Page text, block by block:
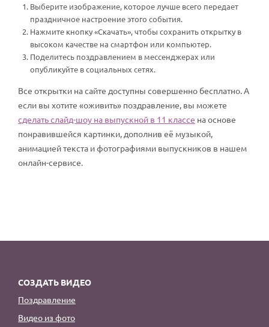
Выберите изображение, которое лучше всего передает
праздничное настроение этого события.
Нажмите кнопку «Скачать», чтобы сохранить открытку в
высоком качестве на смартфон или компьютер.
Поделитесь поздравлением в мессенджерах или
опубликуйте в социальных сетях.
Все открытки на сайте доступны совершенно бесплатно. А
если вы хотите «оживить» поздравление, вы можете
сделать слайд-шоу на выпускной в 11 классе на основе
понравившейся картинки, дополнив её музыкой,
анимацией текста и фотографиями выпускников в нашем
онлайн-сервисе.
СОЗДАТЬ ВИДЕО
Поздравление
Видео из фото